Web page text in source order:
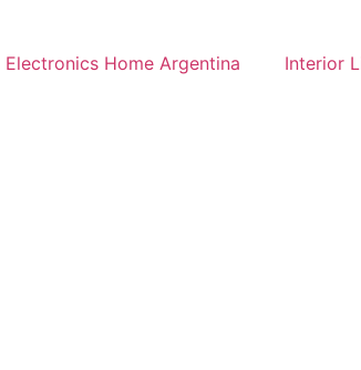
Electronics Home Argentina Interior